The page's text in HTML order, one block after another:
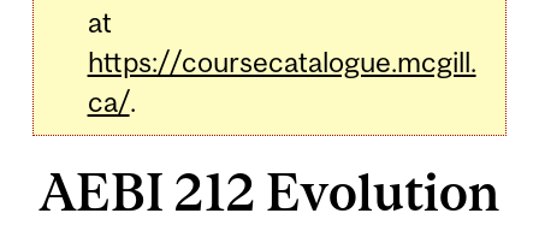
at
https://coursecatalogue.mcgill.
ca/.
AEBI 212 Evolution